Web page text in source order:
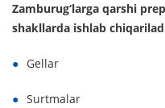
Zamburug‘larga qarshi
shakllarda ishlab
Gellar
Surtmalar